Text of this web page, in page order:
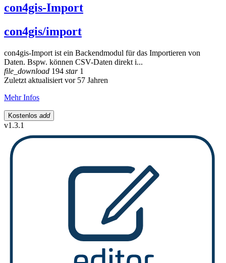
con4gis-Import
con4gis/import
con4gis-Import ist ein Backendmodul für das Importieren von
Daten. Bspw. können CSV-Daten direkt i...
file_download 194 star1
Zuletzt aktualisiert vor 57 Jahren
Mehr Infos
Kostenlos add
v1.3.1